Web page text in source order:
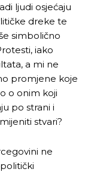
ljudi osjećaju
dreke te
simbolično
iako
a mi ne
promjene koje
o onim koji
po strani i
stvari?
ne